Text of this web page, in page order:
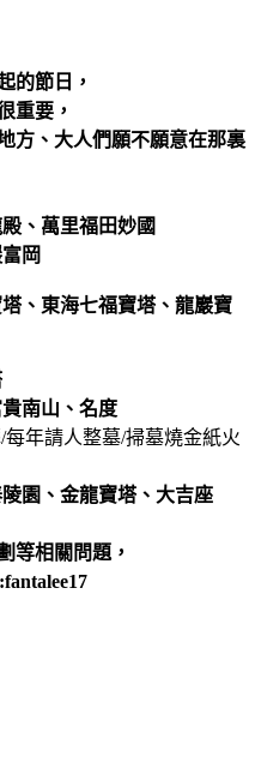
的節日，
重要，
方、大人們願不願意在那裏
、萬里福田妙國
岡
、 東海七福寶塔 、 龍巖寶
南山 、 名度
園、金龍寶塔、大吉座
等相關問題，